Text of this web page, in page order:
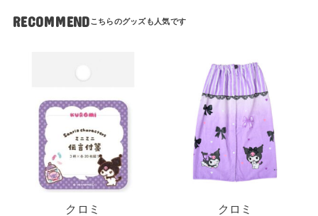
RECOMMEND
クロミ クロミ